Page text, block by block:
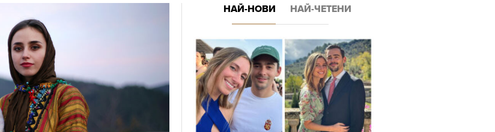
НАЙ-НОВИ НАЙ-ЧЕТЕНИ